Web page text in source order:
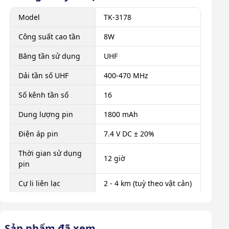
Model
TK-3178
Công suất cao tần
8W
Băng tần sử dụng
UHF
Dải tần số UHF
400-470 MHz
Số kênh tần số
16
Dung lượng pin
1800 mAh
Điện áp pin
7.4 V DC ± 20%
Thời gian sử dụng
pin
12 giờ
Cự li liên lạc 2 - 4 km (tuỳ theo vật cản)